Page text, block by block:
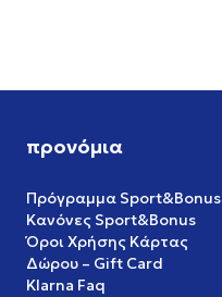
προνόμια
Πρόγραμμα Sport&Bonus
Κανόνες Sport&Bonus
Όροι Χρήσης Κάρτας
Δώρου – Gift Card
Klarna Faq